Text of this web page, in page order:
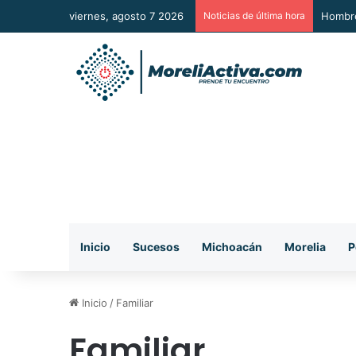
viernes, agosto 7 2026 Noticias de última hora A
Inicio Sucesos Michoacán Morelia
Inicio / Familiar